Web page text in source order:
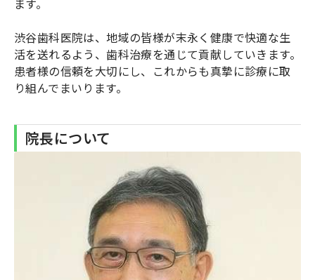
ます。
渋谷歯科医院は、地域の皆様が末永く健康で快適な生
活を送れるよう、歯科治療を通じて貢献していきます。
患者様の信頼を大切にし、これからも真摯に診療に取
り組んでまいります。
院長について